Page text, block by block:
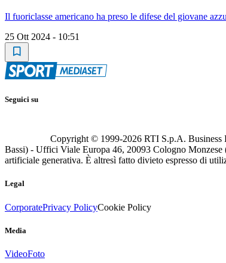
Il fuoriclasse americano ha preso le difese del giovane
25 Ott 2024 - 10:51
Seguici su
Copyright © 1999-2026 RTI S.p.A. Business
Bassi) - Uffici Viale Europa 46, 20093 Cologno Monzese
artificiale generativa. È altresì fatto divieto espresso di
Legal
CorporatePrivacy PolicyCookie Policy
Media
VideoFoto